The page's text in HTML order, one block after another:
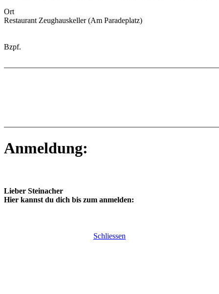
Ort
Restaurant Zeughauskeller (Am Paradeplatz)
Bzpf.
Anmeldung:
Lieber Steinacher
Hier kannst du dich bis zum anmelden:
Schliessen